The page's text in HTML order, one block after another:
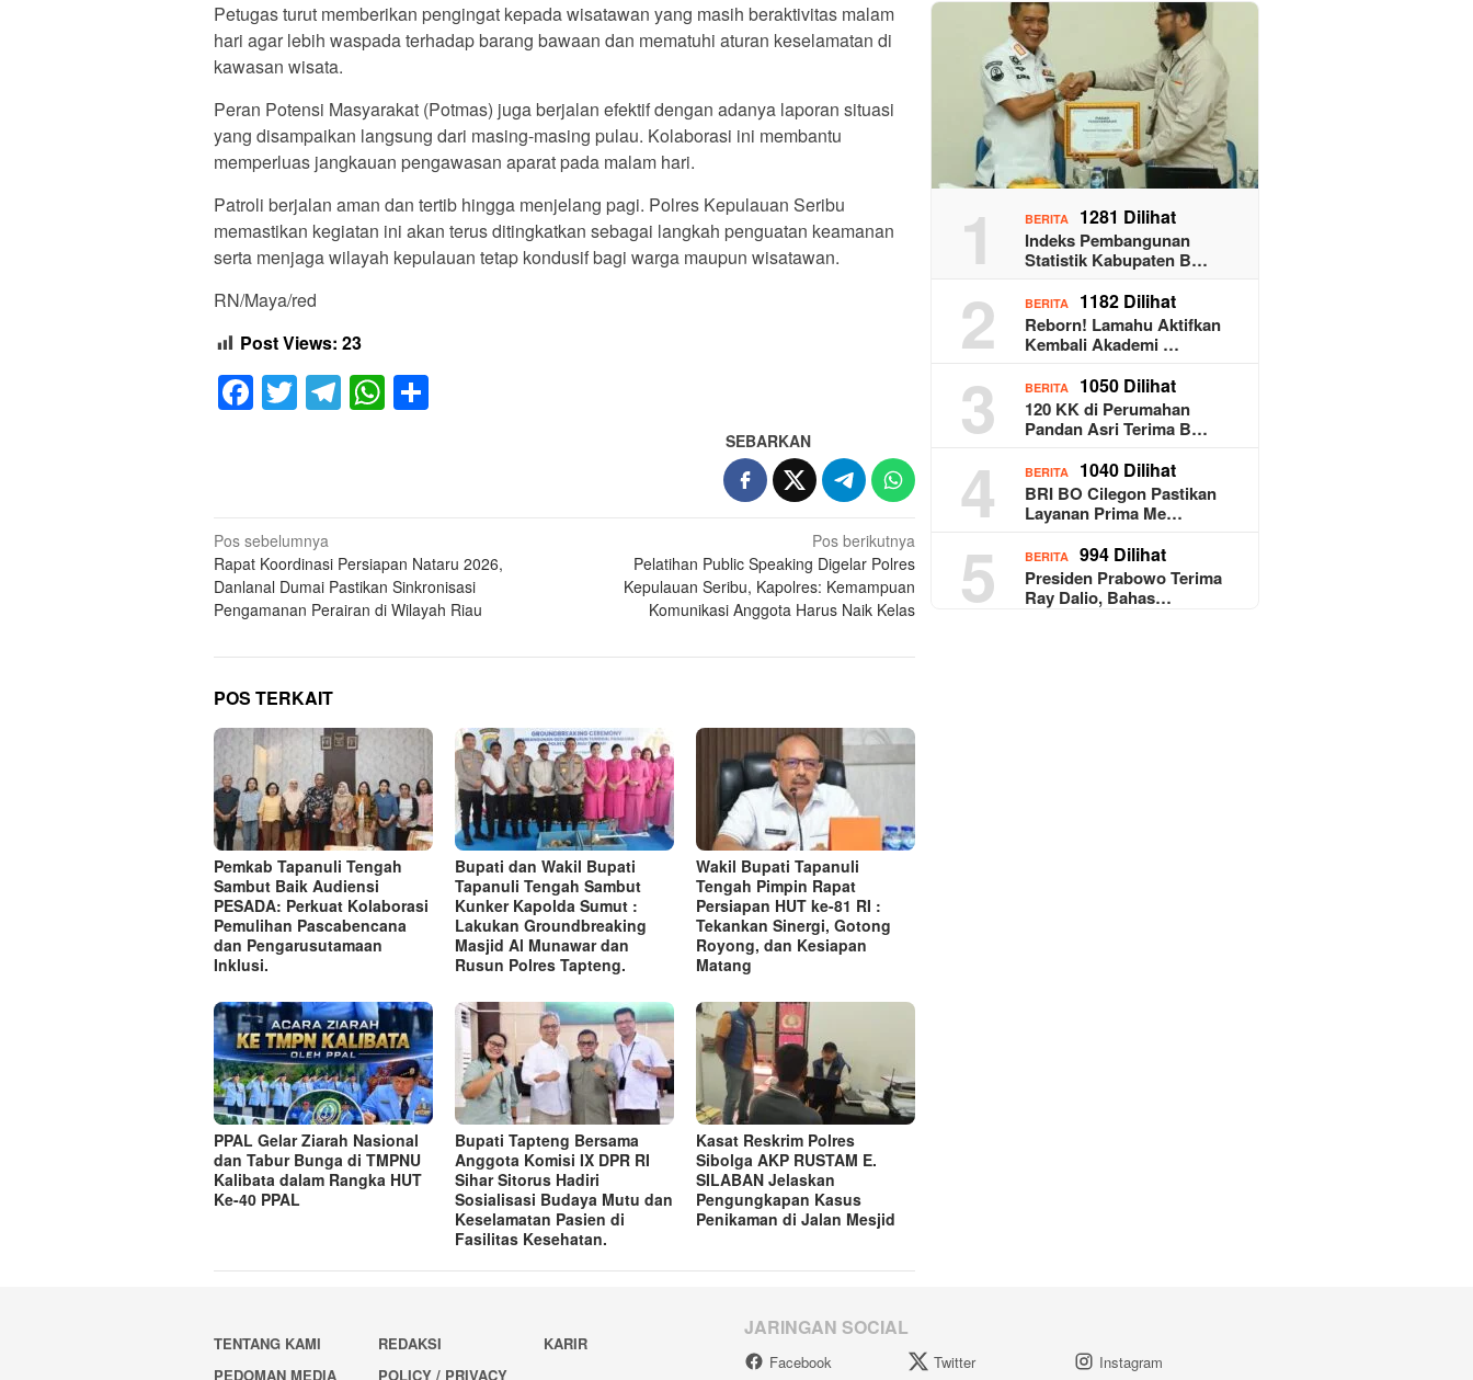
Petugas turut memberikan pengingat kepada wisatawan yang masih beraktivitas malam
hari agar lebih waspada terhadap barang bawaan dan mematuhi aturan keselamatan di
kawasan wisata.
Peran Potensi Masyarakat (Potmas) juga berjalan efektif dengan adanya laporan situasi
yang disampaikan langsung dari masing-masing pulau. Kolaborasi ini membantu
memperluas jangkauan pengawasan aparat pada malam hari.
Patroli berjalan aman dan tertib hingga menjelang pagi. Polres Kepulauan Seribu
memastikan kegiatan ini akan terus ditingkatkan sebagai langkah penguatan keamanan
serta menjaga wilayah kepulauan tetap kondusif bagi warga maupun wisatawan.
RN/Maya/red
Post Views: 23
Facebook
TwitterTelegram
WhatsApp
SEBARKAN
Navigasi
pos
Pos sebelumnya
Rapat Koordinasi Persiapan Nataru 2026,
Danlanal Dumai Pastikan Sinkronisasi
Pengamanan Perairan di Wilayah Riau
Pos berikutnya
Pelatihan Public Speaking Digelar Polres
Kepulauan Seribu, Kapolres: Kemampuan
Komunikasi Anggota Harus Naik Kelas
POS TERKAIT
Pemkab Tapanuli Tengah
Sambut Baik Audiensi
PESADA: Perkuat Kolaborasi
Pemulihan Pascabencana
dan Pengarusutamaan
Inklusi.
Bupati dan Wakil Bupati
Tapanuli Tengah Sambut
Kunker Kapolda Sumut :
Lakukan Groundbreaking
Masjid Al Munawar dan
Rusun Polres Tapteng.
Wakil Bupati Tapanuli
Tengah Pimpin Rapat
Persiapan HUT ke-81 RI :
Tekankan Sinergi, Gotong
Royong, dan Kesiapan
Matang
PPAL Gelar Ziarah Nasional
dan Tabur Bunga di TMPNU
Kalibata dalam Rangka HUT
Ke-40 PPAL
Bupati Tapteng Bersama
Anggota Komisi IX DPR RI
Sihar Sitorus Hadiri
Sosialisasi Budaya Mutu dan
Keselamatan Pasien di
Fasilitas Kesehatan.
Kasat Reskrim Polres
Sibolga AKP RUSTAM E.
SILABAN Jelaskan
Pengungkapan Kasus
Penikaman di Jalan Mesjid
1 BERITA 1281 Dilihat
Indeks Pembangunan
Statistik Kabupaten B…
2 BERITA 1182 Dilihat
Reborn! Lamahu Aktifkan
Kembali Akademi …
3 BERITA 1050 Dilihat
120 KK di Perumahan
Pandan Asri Terima B…
4 BERITA 1040 Dilihat
BRI BO Cilegon Pastikan
Layanan Prima Me…
5 BERITA 994 Dilihat
Presiden Prabowo Terima
Ray Dalio, Bahas…
TENTANG KAMI REDAKSI
KARIR
PEDOMAN MEDIA
POLICY / PRIVACY
JARINGAN SOCIAL
Facebook Twitter Instagram